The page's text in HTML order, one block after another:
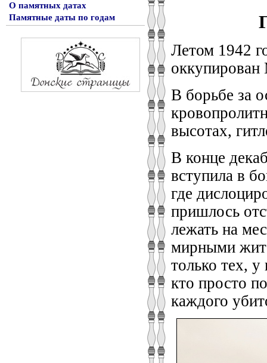
О памятных датах
Памятные даты по годам
Летом 1942
В борьбе за
высотах,
В конце
вступила в
где
пришлось
лежать на
мирными
только тех,
кто просто
каждого